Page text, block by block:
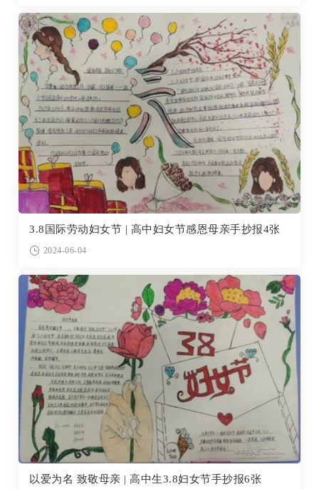
3.8国际劳动妇女节 | 高中妇女节感恩母亲手抄报4张
2024-06-04
以爱为名 致敬母亲 | 高中生3.8妇女节手抄报6张